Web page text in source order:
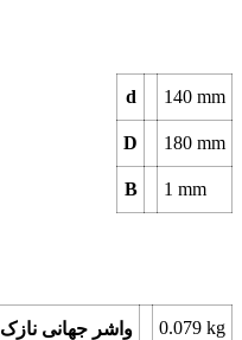
d 140 mm
D 180 mm
B 1 mm
واشر جهانی نازک 0.079 kg